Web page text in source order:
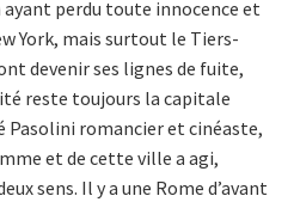
perdu toute innocence et
York, mais surtout le Tiers-
devenir ses lignes de fuite,
reste toujours la capitale
Pasolini romancier et cinéaste,
et de cette ville a agi,
sens. Il y a une Rome d’avant